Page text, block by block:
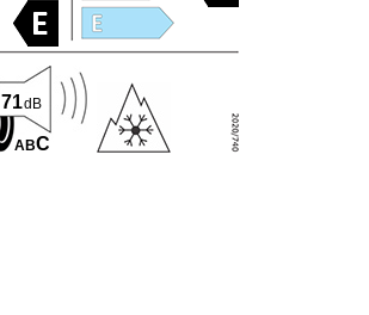
A BC
71dB